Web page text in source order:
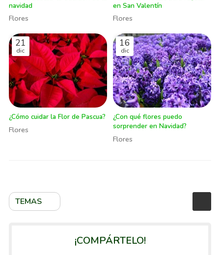
TEMAS
navidad
Flores
en San Valentín
Flores
21
dic
¿Cómo cuidar la Flor de Pascua?
Flores
16
dic
¿Con qué flores puedo
sorprender en Navidad?
Flores
¡COMPÁRTELO!